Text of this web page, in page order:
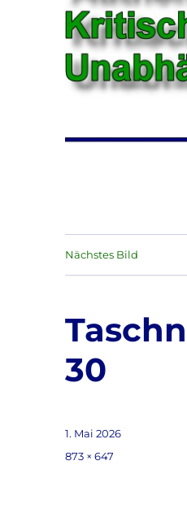
Nächstes Bild
30
Veröffentlicht
am
1. Mai 2026
Volle
873 × 647